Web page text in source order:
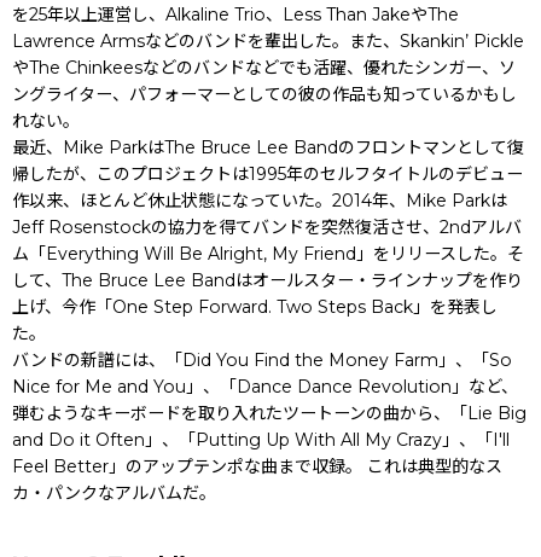
を25年以上運営し、Alkaline Trio、Less Than JakeやThe
Lawrence Armsなどのバンドを輩出した。また、Skankin’ Pickle
やThe Chinkeesなどのバンドなどでも活躍、優れたシンガー、ソ
ングライター、パフォーマーとしての彼の作品も知っているかもし
れない。
最近、Mike ParkはThe Bruce Lee Bandのフロントマンとして復
帰したが、このプロジェクトは1995年のセルフタイトルのデビュー
作以来、ほとんど休止状態になっていた。2014年、Mike Parkは
Jeff Rosenstockの協力を得てバンドを突然復活させ、2ndアルバ
ム「Everything Will Be Alright, My Friend」をリリースした。そ
して、The Bruce Lee Bandはオールスター・ラインナップを作り
上げ、今作「One Step Forward. Two Steps Back」を発表し
た。
バンドの新譜には、「Did You Find the Money Farm」、「So
Nice for Me and You」、「Dance Dance Revolution」など、
弾むようなキーボードを取り入れたツートーンの曲から、「Lie Big
and Do it Often」、「Putting Up With All My Crazy」、「I'll
Feel Better」のアップテンポな曲まで収録。 これは典型的なス
カ・パンクなアルバムだ。